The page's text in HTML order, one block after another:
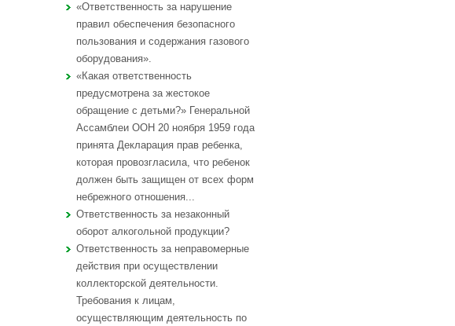
«Ответственность за нарушение
правил обеспечения безопасного
пользования и содержания газового
оборудования».
«Какая ответственность
предусмотрена за жестокое
обращение с детьми?» Генеральной
Ассамблеи ООН 20 ноября 1959 года
принята Декларация прав ребенка,
которая провозгласила, что ребенок
должен быть защищен от всех форм
небрежного отношения...
Ответственность за незаконный
оборот алкогольной продукции?
Ответственность за неправомерные
действия при осуществлении
коллекторской деятельности.
Требования к лицам,
осуществляющим деятельность по